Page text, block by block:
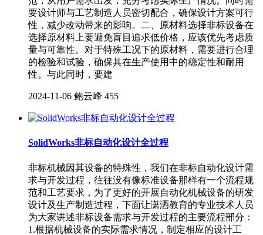
要设计师与工艺制造人员密切配合，确保设计方案可行
性，减少改动带来的影响。二、原材料选择非标设备在
选择原材料上要避免盲目追求低价格，应该优先考虑质
量与可靠性。对于特殊工况下的原材料，需要进行合理
的检验和试验，确保其在生产使用中的稳定性和耐用
性。与此同时，要建
2024-11-06 鲍云峰 455
SolidWorks⾮标⾃动化设计全过程
⾮标机械因其设备的特殊性，我们在⾮标⾃动化设计需
求与开发过程，往往没有像标准设备那样有⼀个流程规
范和⼯艺要求，为了更好的开展⾃动化机械设备的研发
设计及⽣产制造过程，下⾯让潇洒教育的专业技术⼈员
为⼤家讲述⾮标设备需求与开发过程的主要流程部分：
1.根据机械设备的实际需求情况，制定相应的设计⼯